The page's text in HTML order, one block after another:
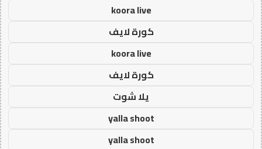
koora live
كورة لايف
koora live
كورة لايف
يلا شوت
yalla shoot
yalla shoot